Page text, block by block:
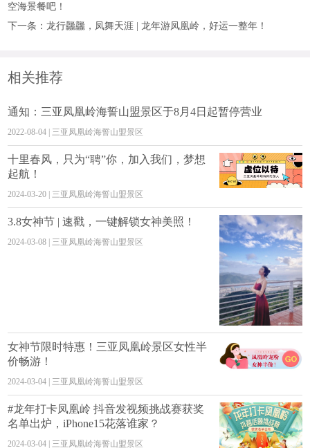
空海景餐吧！
下一条：龙行龘龘，凤舞天涯 | 龙年游凤凰岭，好运一整年！
相关推荐
通知：三亚凤凰岭海誓山盟景区于8月4日起暂停营业
2022-08-04 | 三亚凤凰岭海誓山盟景区
十里春风，只为“聘”你，加入我们，梦想
起航！
2024-03-20 | 三亚凤凰岭海誓山盟景区
3.8女神节 | 速戳，一键解锁女神美照！
2024-03-08 | 三亚凤凰岭海誓山盟景区
女神节限时特惠！三亚凤凰岭景区女性半
价畅游！
2024-03-04 | 三亚凤凰岭海誓山盟景区
#龙年打卡凤凰岭 抖音发视频挑战赛获奖
名单出炉，iPhone15花落谁家？
2024-03-04 | 三亚凤凰岭海誓山盟景区